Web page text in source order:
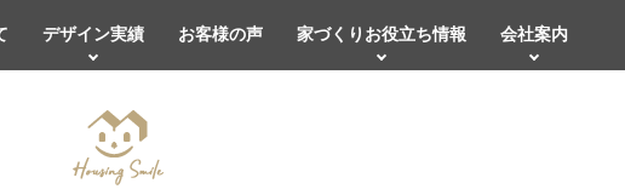
デザイン実績 お客様の声 家づくりお役立ち情報 会社案内